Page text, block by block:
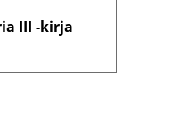
III -kirja